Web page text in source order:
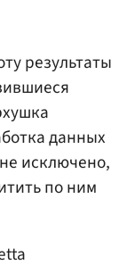
результаты
данных
исключено,
по ним